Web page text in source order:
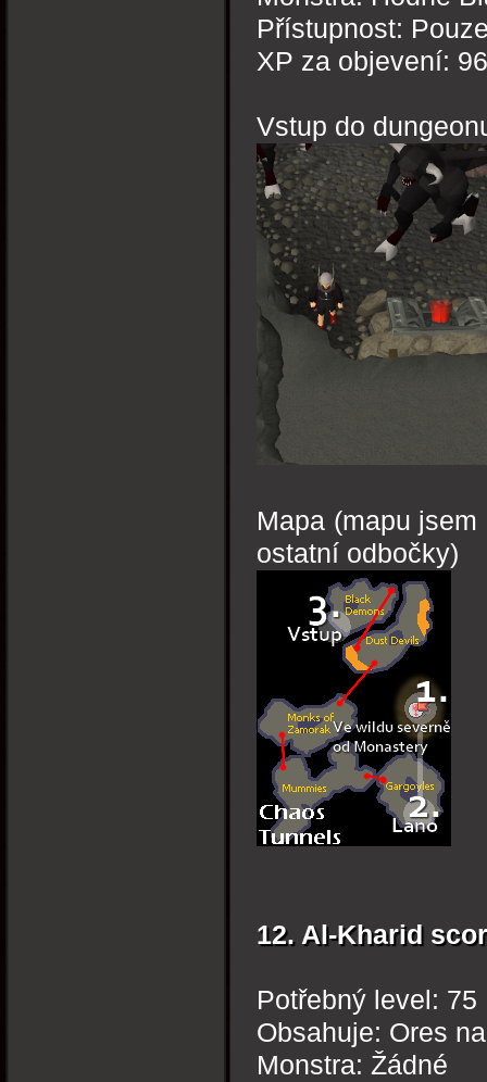
Přístupnost:
XP za objevení:
Vstup do
Mapa (mapu
ostatní odbočky)
12. Al-Kharid
Potřebný level: 75
Obsahuje: Ores
Monstra: Žádné